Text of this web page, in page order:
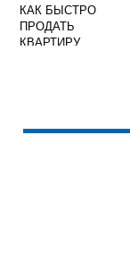
КАК БЫСТРО
ПРОДАТЬ
КВАРТИРУ